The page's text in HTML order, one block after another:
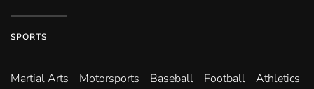
SPORTS
Martial Arts Motorsports Baseball Football
Athletics